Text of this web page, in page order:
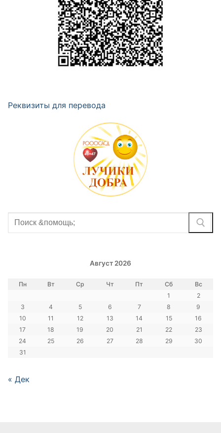
Реквизиты для перевода
Найти:
Август 2026
Пн Вт Ср Чт Пт Сб
Вс
1
2
3
4 5 6 7 8
9
10
11 12 13 14 15
16
17
18 19 20 21 22
23
24
25 26 27 28 29
30
31
« Дек